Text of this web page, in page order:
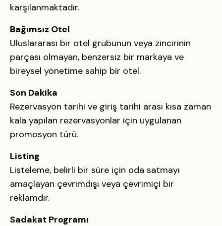
karşılanmaktadır.
Bağımsız Otel
Uluslararası bir otel grubunun veya zincirinin
parçası olmayan, benzersiz bir markaya ve
bireysel yönetime sahip bir otel.
Son Dakika
Rezervasyon tarihi ve giriş tarihi arası kısa zaman
kala yapılan rezervasyonlar için uygulanan
promosyon türü.
Listing
Listeleme, belirli bir süre için oda satmayı
amaçlayan çevrimdışı veya çevrimiçi bir
reklamdır.
Sadakat Programı